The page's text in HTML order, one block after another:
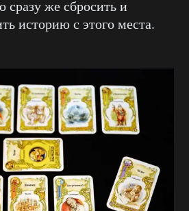
сразу же сбросить и
историю с этого места.